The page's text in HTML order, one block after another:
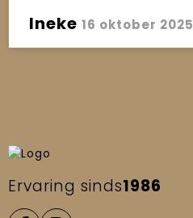
Ineke 16 oktober 2025
Ervaring sinds1986